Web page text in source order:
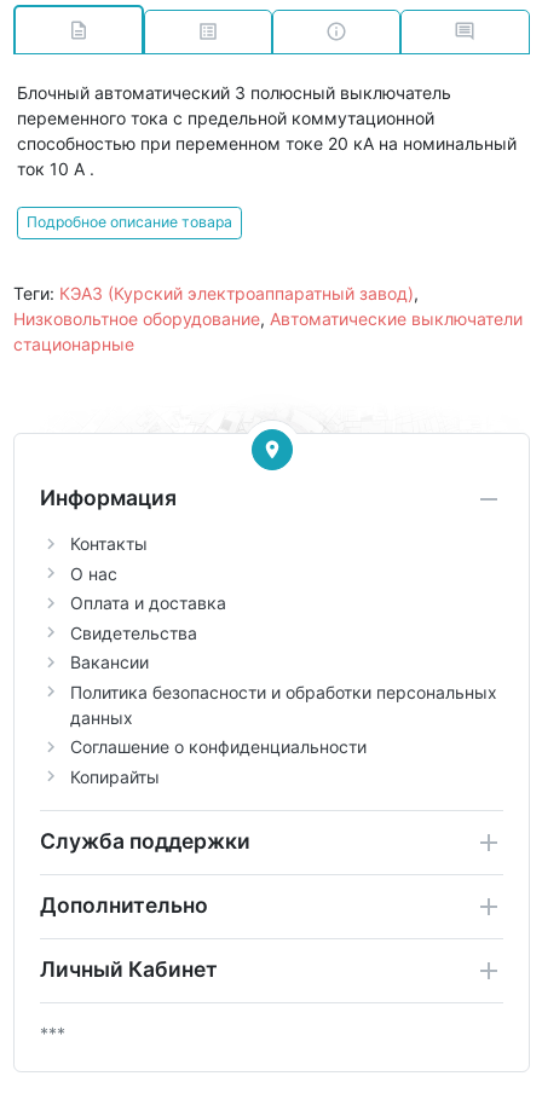
Блочный автоматический 3 полюсный выключатель
переменного тока с предельной коммутационной
способностью при переменном токе 20 кА на номинальный
ток 10 А .
Подробное описание товара
Теги: КЭАЗ (Курский электроаппаратный завод),
Низковольтное оборудование, Автоматические выключатели
стационарные
Информация
Контакты
О нас
Оплата и доставка
Свидетельства
Вакансии
Политика безопасности и обработки персональных
данных
Соглашение о конфиденциальности
Копирайты
Служба поддержки
Дополнительно
Личный Кабинет
***